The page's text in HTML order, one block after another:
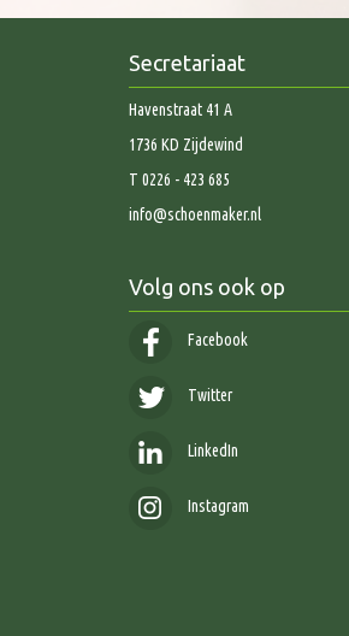
Secretariaat
Havenstraat 41 A
1736 KD Zijdewind
T 0226 - 423 685
info@schoenmaker.nl
Volg ons ook op
Facebook
Twitter
LinkedIn
Instagram